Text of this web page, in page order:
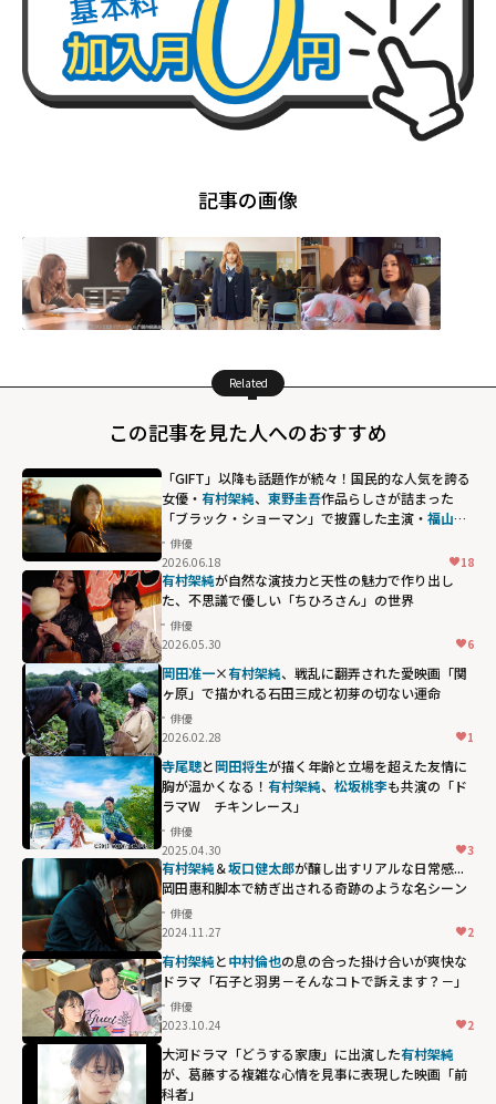
記事の画像
Related
この記事を見た人へのおすすめ
「GIFT」以降も話題作が続々！国民的な人気を誇る
女優・ 有村架純、 東野圭吾作品らしさが詰まった
「ブラック・ショーマン」で披露した主演・ 福山雅
治との絶妙な掛け合い
俳優
2026.06.18
18
有村架純が自然な演技力と天性の魅力で作り出し
た、不思議で優しい「ちひろさん」の世界
俳優
2026.05.30
6
岡田准一×有村架純、戦乱に翻弄された愛――映画「関
ヶ原」で描かれる石田三成と初芽の切ない運命
俳優
2026.02.28
1
寺尾聰と岡田将生が描く年齢と立場を超えた友情に
胸が温かくなる！ 有村架純、 松坂桃李も共演の「ド
ラマW チキンレース」
俳優
2025.04.30
3
有村架純＆坂口健太郎が醸し出すリアルな日常感...
岡田惠和脚本で紡ぎ出される奇跡のような名シーン
俳優
2024.11.27
2
有村架純と中村倫也の息の合った掛け合いが爽快な
ドラマ「石子と羽男－そんなコトで訴えます？－」
俳優
2023.10.24
2
大河ドラマ「どうする家康」に出演した有村架純
が、葛藤する複雑な心情を見事に表現した映画「前
科者」